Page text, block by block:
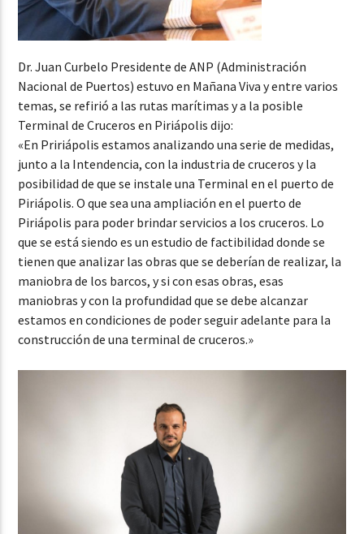
Dr. Juan Curbelo Presidente de ANP (Administración
Nacional de Puertos) estuvo en Mañana Viva y entre varios
temas, se refirió a las rutas marítimas y a la posible
Terminal de Cruceros en Piriápolis dijo:
«En Pririápolis estamos analizando una serie de medidas,
junto a la Intendencia, con la industria de cruceros y la
posibilidad de que se instale una Terminal en el puerto de
Piriápolis. O que sea una ampliación en el puerto de
Piriápolis para poder brindar servicios a los cruceros. Lo
que se está siendo es un estudio de factibilidad donde se
tienen que analizar las obras que se deberían de realizar, la
maniobra de los barcos, y si con esas obras, esas
maniobras y con la profundidad que se debe alcanzar
estamos en condiciones de poder seguir adelante para la
construcción de una terminal de cruceros.»